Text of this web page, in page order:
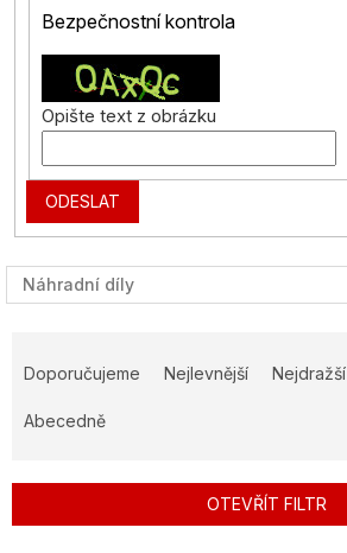
Bezpečnostní kontrola
Opište text z obrázku
Náhradní díly
e
r
Doporučujeme Nejlevnější Nejdražší
Abecedně
OTEVŘÍT FILTR